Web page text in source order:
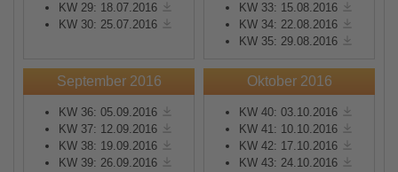
KW 29: 18.07.2016
KW 30: 25.07.2016
KW 33: 15.08.2016
KW 34: 22.08.2016
KW 35: 29.08.2016
September 2016
KW 36: 05.09.2016
KW 37: 12.09.2016
KW 38: 19.09.2016
KW 39: 26.09.2016
Oktober 2016
KW 40: 03.10.2016
KW 41: 10.10.2016
KW 42: 17.10.2016
KW 43: 24.10.2016